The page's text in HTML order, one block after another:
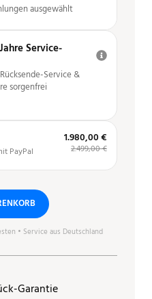
ausgewählt
Service-
Service &
sorgenfrei
PayPal
1.980,00 €
2.499,00 €
• Service aus Deutschland
Garantie